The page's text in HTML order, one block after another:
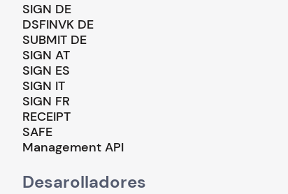
SIGN DE
DSFINVK DE
SUBMIT DE
SIGN AT
SIGN ES
SIGN IT
SIGN FR
RECEIPT
SAFE
Management API
Desarolladores